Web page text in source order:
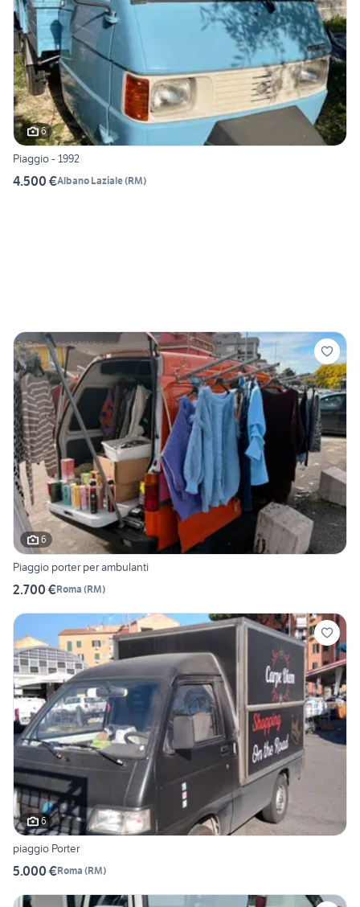
6
Piaggio - 1992
4.500 €Albano Laziale(RM)
6
Piaggio porter per ambulanti
2.700 €Roma (RM)
6
piaggio Porter
5.000 €Roma (RM)